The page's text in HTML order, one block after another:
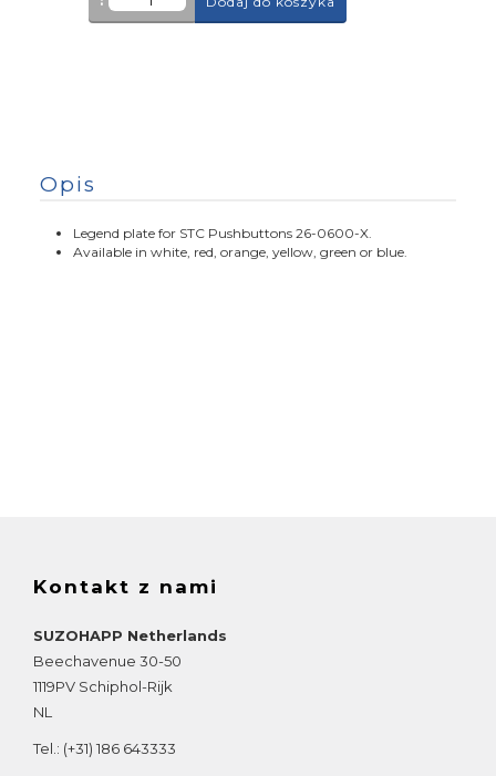
Opis
Legend plate for STC Pushbuttons 26-0600-X.
Available in white, red, orange, yellow, green or blue.
Kontakt z nami
SUZOHAPP Netherlands
Beechavenue 30-50
1119PV Schiphol-Rijk
NL
Tel.: (+31) 186 643333